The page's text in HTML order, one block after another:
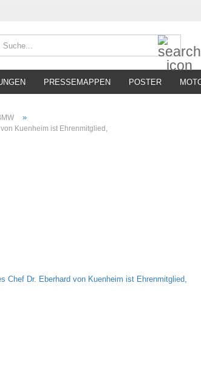
PRESSEMAPPEN POSTER
»
Kuenheim ist Ehrenmitglied,